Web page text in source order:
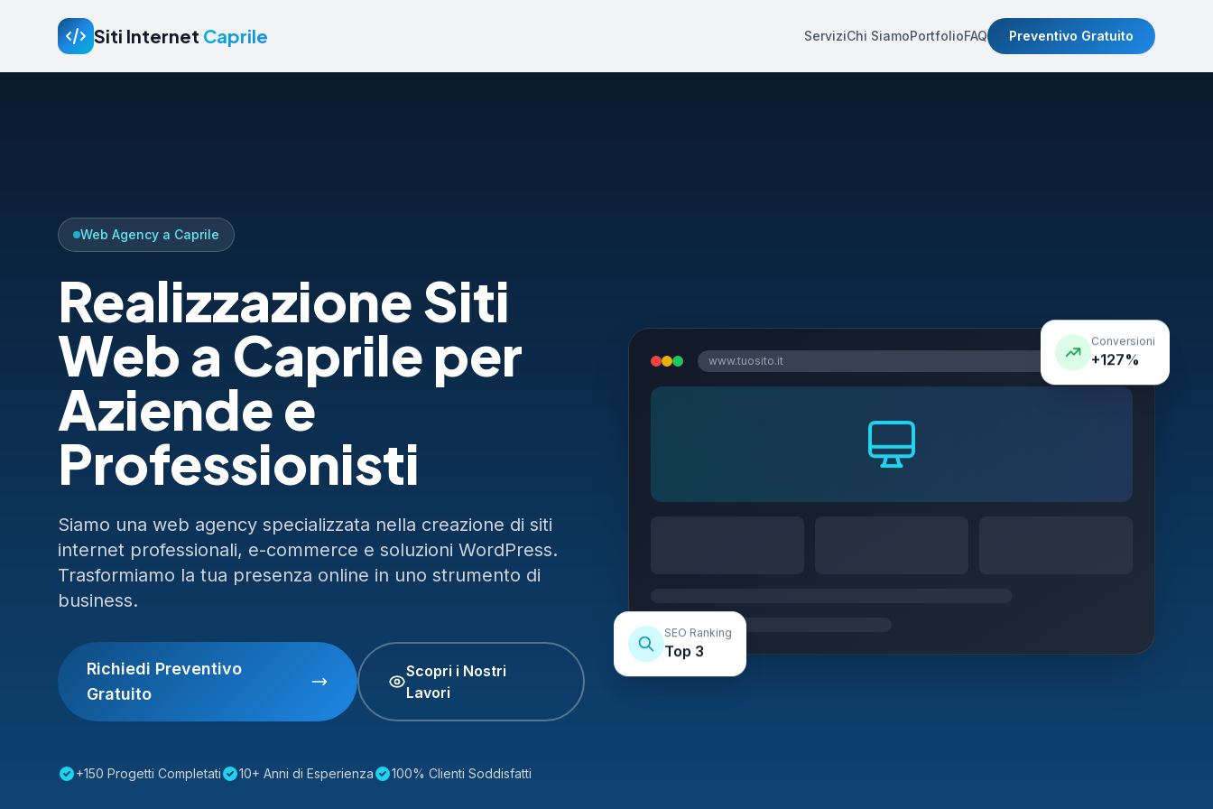
Siti Internet Caprile ServiziChi SiamoPortfolioFAQ Preventivo Gratuito
Web Agency a Caprile
Realizzazione Siti
Web a Caprile per
Aziende e
Professionisti
Siamo una web agency specializzata nella creazione di siti
internet professionali, e-commerce e soluzioni WordPress.
Trasformiamo la tua presenza online in uno strumento di
business.
Richiedi Preventivo
Gratuito
Scopri i Nostri
Lavori
+150 Progetti Completati 10+ Anni di Esperienza 100% Clienti Soddisfatti
www.tuosito.it
Conversioni
+127%
SEO Ranking
Top 3